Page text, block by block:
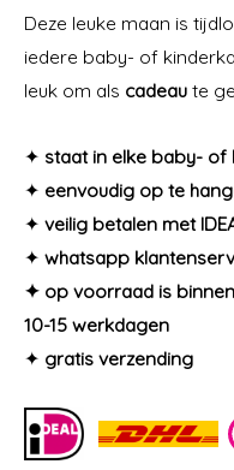
Deze leuke maan is
iedere baby- of
leuk om als cadeau te
✦ staat in elke baby- of
✦ eenvoudig op te
✦ veilig betalen met
✦ whatsapp
✦ op voorraad is
10-15 werkdagen
✦ gratis verzending